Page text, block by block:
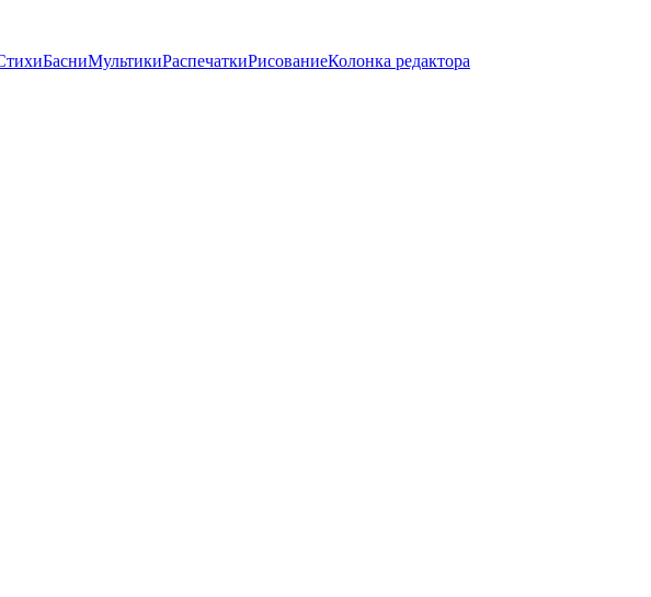
БасниМультикиРаспечаткиРисованиеКолонка редактора